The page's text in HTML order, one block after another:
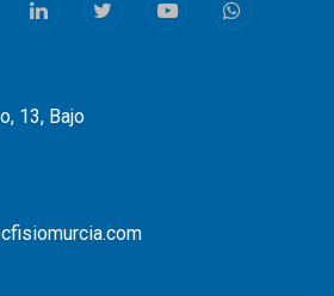
LinkedInTwitterYoutubeWhatsapp
13, Bajo